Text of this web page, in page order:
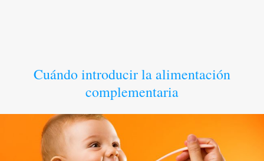
Cuándo introducir la alimentación
complementaria